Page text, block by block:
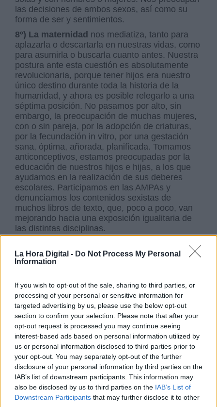
La Hora Digital - Do Not Process My Personal
Information
If you wish to opt-out of the sale, sharing to third parties, or
processing of your personal or sensitive information for
targeted advertising by us, please use the below opt-out
section to confirm your selection. Please note that after your
opt-out request is processed you may continue seeing
interest-based ads based on personal information utilized by
us or personal information disclosed to third parties prior to
your opt-out. You may separately opt-out of the further
disclosure of your personal information by third parties on the
IAB’s list of downstream participants. This information may
also be disclosed by us to third parties on the IAB’s List of
Downstream Participants that may further disclose it to other
las decisiones de ambos sexos, así como su
forma de ser y sentimientos.
8º) La maternidad nos mediatiza, tanto para
aplazarla o descartarla en nuestras vidas, como
para asumirla o buscarla cuanto antes. Nuestra
postura ante esta cuestión es absolutamente
revolucionaria, porque tener hijos era nuestro
único destino durante toda la historia de la
humanidad, y ahora es posible relegarlo a una
séptima posición. No pasamos por alto, sin
embargo, la preocupación de muchas mujeres,
con o sin pareja, por la adopción de criaturas,
por la fecundación in vitro, por una gestación
sana, óptima, añorada, planificada. Tomamos
anticonceptivos, estamos preocupadas por la
educación de nuestros hijos e hijas, a los que
ayudamos en la realización de sus deberes
escolares. Participamos en las AMPAs y
denunciamos los contenidos sexistas de
muchos libros de texto, que, poco a poco, van
mejorando hacia una exposición igualitaria de
las distintas disciplinas.
carestía de vida. Vivimos muy a pie de calle,
solo separados de nuestros vecinos y vecinas
las miserias humanas de primera mano.
Estamos cerca de la marginalidad y también
cerca de la perfección.
10) La política.Nos importa el destino de
nuestro voto electoral. Participamos en
asociaciones, en partidos, en foros, en
sindicatos, en redes sociales. Nos interesan las
noticias nacionales e internacionales, las
relaciones entre los países desarrollados y
menos desarrollados. Nos apasiona la
industrialización, la robotización, las fiestas y la
vida ciudadana.